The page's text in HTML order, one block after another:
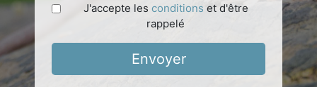
J'accepte les conditions et d'être
rappelé
Envoyer